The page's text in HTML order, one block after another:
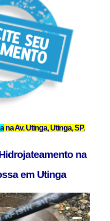
na Av. Utinga, Utinga, SP.
na
em Utinga